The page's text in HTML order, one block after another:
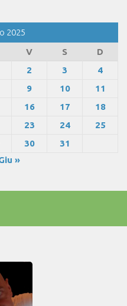
2025
V S
D
2 3
4
9 10
11
16 17
18
23 24
25
30
31
»